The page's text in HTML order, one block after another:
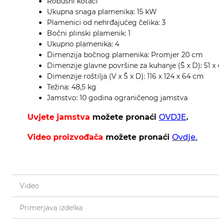
Ukupna snaga plamenika: 15 kW
Plamenici od nehrđajućeg čelika: 3
Bočni plinski plamenik: 1
Ukupno plamenika: 4
Dimenzija bočnog plamenika: Promjer 20 cm
Dimenzije glavne površine za kuhanje (Š x D): 51 x
Dimenzije roštilja (V x Š x D): 116 x 124 x 64 cm
Težina: 48,5 kg
Jamstvo: 10 godina ograničenog jamstva
Uvjete jamstva možete pronaći OVDJE.
Video proizvođača možete pronaći Ovdje.
Video
Primerjava izdelka